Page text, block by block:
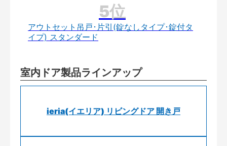
アウトセット吊戸･片引(錠なしタイプ･錠付タ
イプ) スタンダード
室内ドア製品ラインアップ
ieria(イエリア) リビングドア 開き戸